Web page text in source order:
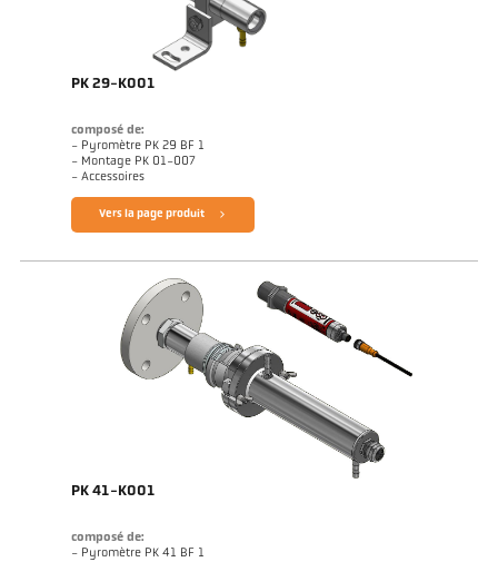
PK 29-K001
composé de:
- Pyromètre PK 29 BF 1
- Montage PK 01-007
- Accessoires
Vers la page produit
PK 41-K001
composé de:
- Pyromètre PK 41 BF 1